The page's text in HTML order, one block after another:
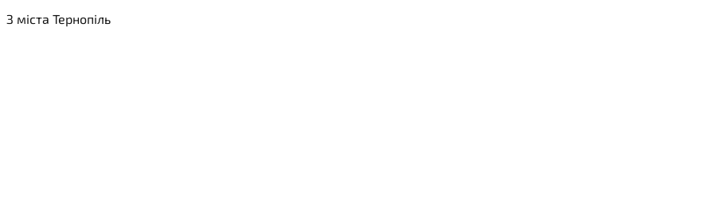
З міста Тернопіль